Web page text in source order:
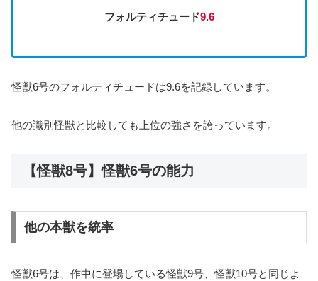
フォルティチュード9.6
怪獣6号のフォルティチュードは9.6を記録しています。
他の識別怪獣と比較しても上位の強さを誇っています。
【怪獣8号】怪獣6号の能力
他の本獣を統率
怪獣6号は、作中に登場している怪獣9号、怪獣10号と同じよ